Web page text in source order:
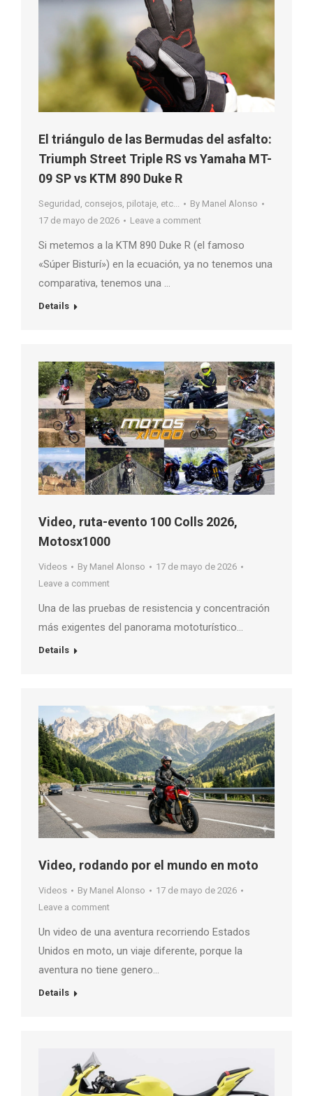
El triángulo de las Bermudas del asfalto:
Triumph Street Triple RS vs Yamaha MT-
09 SP vs KTM 890 Duke R
Seguridad, consejos, pilotaje, etc... By Manel Alonso
17 de mayo de 2026
Leave a comment
Si metemos a la KTM 890 Duke R (el famoso
«Súper Bisturí») en la ecuación, ya no tenemos una
comparativa, tenemos una …
Details
Video, ruta-evento 100 Colls 2026,
Motosx1000
Videos By Manel Alonso
17 de mayo de 2026
Leave a comment
Una de las pruebas de resistencia y concentración
más exigentes del panorama mototurístico…
Details
Video, rodando por el mundo en moto
Videos By Manel Alonso
17 de mayo de 2026
Leave a comment
Un video de una aventura recorriendo Estados
Unidos en moto, un viaje diferente, porque la
aventura no tiene genero…
Details